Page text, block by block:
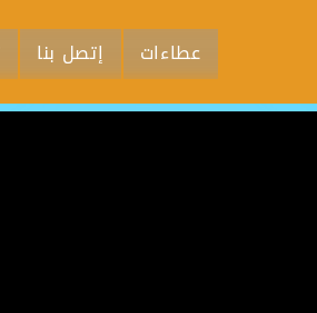
عطاءات إتصل بنا